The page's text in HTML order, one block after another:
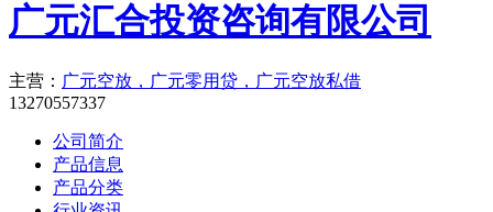
广元汇合投资咨询有限公司
主营： 广元空放，广元零用贷，广元空放私借
13270557337
公司简介
产品信息
产品分类